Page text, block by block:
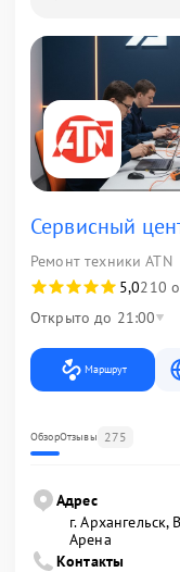
Сервисный
Ремонт техники ATN
5,0210
Открыто до 21:00
Маршрут
ОбзорОтзывы 275
Адрес
г.
Арена
Контакты